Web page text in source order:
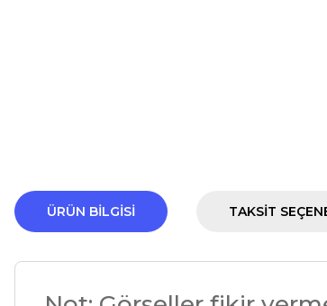
ÜRÜN BILGISI TAKSIT